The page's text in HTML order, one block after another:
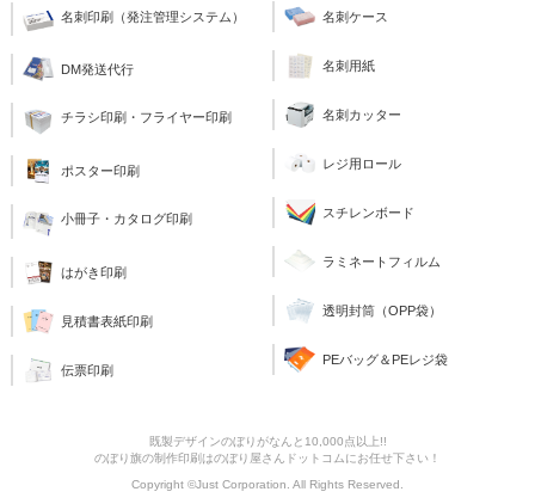
名刺印刷（発注管理システム）
DM発送代行
チラシ印刷・フライヤー印刷
ポスター印刷
小冊子・カタログ印刷
はがき印刷
見積書表紙印刷
伝票印刷
名刺ケース
名刺用紙
名刺カッター
レジ用ロール
スチレンボード
ラミネートフィルム
透明封筒（OPP袋）
PEバッグ＆PEレジ袋
既製デザインのぼりがなんと10,000点以上!!
のぼり旗の制作印刷はのぼり屋さんドットコムにお任せ下さい！
Copyright ©Just Corporation. All Rights Reserved.